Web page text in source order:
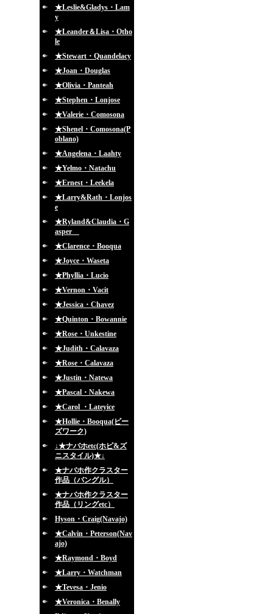
★Leslie&Gladys・Lam
y
★Leander＆Lisa・Otho
le
★Stewart・Quandelacy
★Joan・Douglas
★Olivia・Panteah
★Stephen・Lonjose
★Valerie・Comosona
★Shenel・Comosona(P
oblano)
★Angelena・Laahty
★Yelmo・Natachu
★Ernest・Leekela
★Larry&Rath・Lonjos
e
★Ryland&Claudia・G
asper
★Clarence・Booqua
★Joyce・Waseta
★Phyllia・Lucio
★Vernon・Vacit
★Jessica・Chavez
★Quinton・Bowannie
★Rose・Unkestine
★Judith・Calavaza
★Rose・Calavaza
★Justin・Natewa
★Pascal・Nakewa
★Carol ・Lateyice
★Hollie・Booqua(ビー
ズワーク)
↓★ナバホetc(ホピ&ズ
ニスタイル)★↓
★ナバホ作クラスター
作品（バングル）
★ナバホ作クラスター
作品（リングetc）
Hyson・Craig(Navajo)
★Calvin・Peterson(Nav
ajo)
★Raymond・Boyd
★Larry・Watchman
★Tevesa・Jenio
★Veronica・Benally